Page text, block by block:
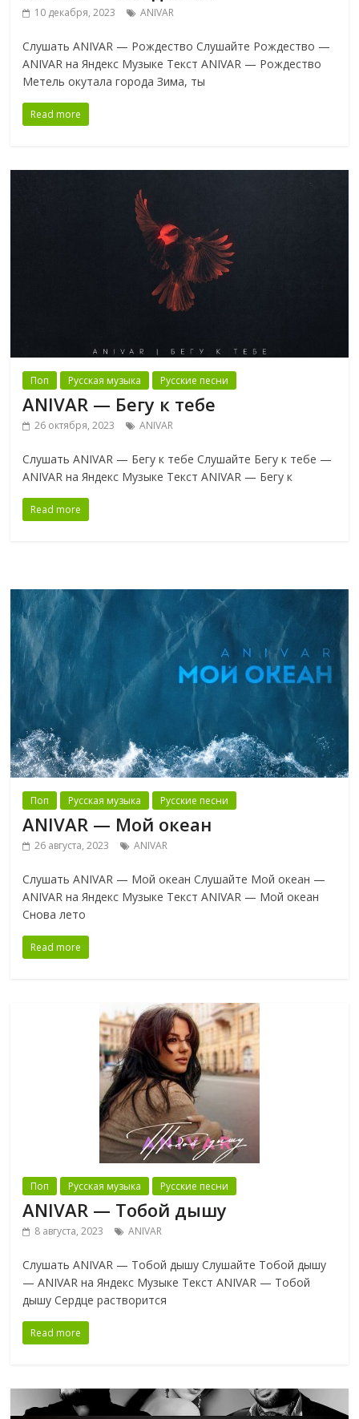
10 декабря, 2023 ANIVAR
Слушать ANIVAR — Рождество Слушайте Рождество —
ANIVAR на Яндекс Музыке Текст ANIVAR — Рождество
Метель окутала города Зима, ты
Read more
Поп Русская музыка Русские песни
ANIVAR — Бегу к тебе
26 октября, 2023 ANIVAR
Слушать ANIVAR — Бегу к тебе Слушайте Бегу к тебе —
ANIVAR на Яндекс Музыке Текст ANIVAR — Бегу к
Read more
Поп Русская музыка Русские песни
ANIVAR — Мой океан
26 августа, 2023 ANIVAR
Слушать ANIVAR — Мой океан Слушайте Мой океан —
ANIVAR на Яндекс Музыке Текст ANIVAR — Мой океан
Снова лето
Read more
Поп Русская музыка Русские песни
ANIVAR — Тобой дышу
8 августа, 2023 ANIVAR
Слушать ANIVAR — Тобой дышу Слушайте Тобой дышу
— ANIVAR на Яндекс Музыке Текст ANIVAR — Тобой
дышу Сердце растворится
Read more